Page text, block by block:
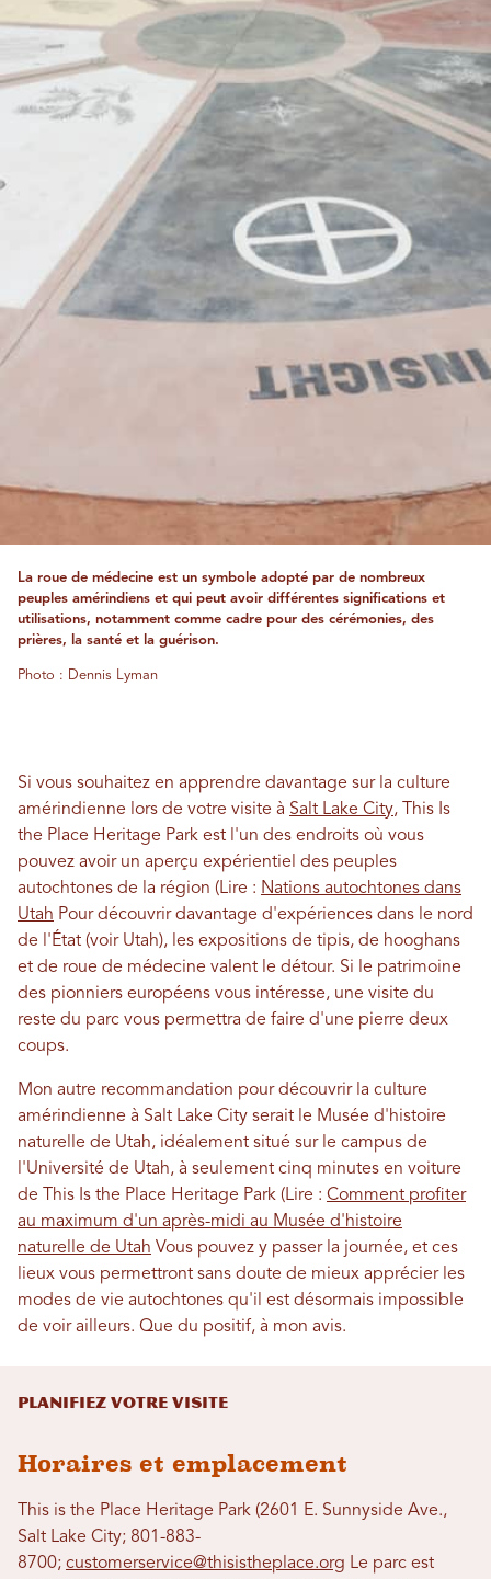
La roue de médecine est un symbole adopté par de nombreux
peuples amérindiens et qui peut avoir différentes significations et
utilisations, notamment comme cadre pour des cérémonies, des
prières, la santé et la guérison.
Photo : Dennis Lyman
Si vous souhaitez en apprendre davantage sur la culture
amérindienne lors de votre visite à Salt Lake City, This Is
the Place Heritage Park est l'un des endroits où vous
pouvez avoir un aperçu expérientiel des peuples
autochtones de la région (Lire : Nations autochtones dans
Utah Pour découvrir davantage d'expériences dans le nord
de l'État (voir Utah), les expositions de tipis, de hooghans
et de roue de médecine valent le détour. Si le patrimoine
des pionniers européens vous intéresse, une visite du
reste du parc vous permettra de faire d'une pierre deux
coups.
Mon autre recommandation pour découvrir la culture
amérindienne à Salt Lake City serait le Musée d'histoire
naturelle de Utah, idéalement situé sur le campus de
l'Université de Utah, à seulement cinq minutes en voiture
de This Is the Place Heritage Park (Lire : Comment profiter
au maximum d'un après-midi au Musée d'histoire
naturelle de Utah Vous pouvez y passer la journée, et ces
lieux vous permettront sans doute de mieux apprécier les
modes de vie autochtones qu'il est désormais impossible
de voir ailleurs. Que du positif, à mon avis.
Planifiez votre visite
Horaires et emplacement
This is the Place Heritage Park (2601 E. Sunnyside Ave.,
Salt Lake City; 801-883-
8700; customerservice@thisistheplace.org Le parc est